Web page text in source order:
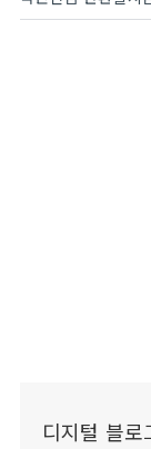
디지털 블로